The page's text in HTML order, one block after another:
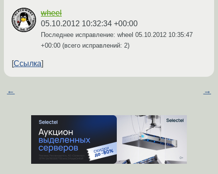
wheel
05.10.2012 10:32:34 +00:00
Последнее исправление: wheel 05.10.2012 10:35:47
+00:00 (всего исправлений: 2)
Ссылка
← →